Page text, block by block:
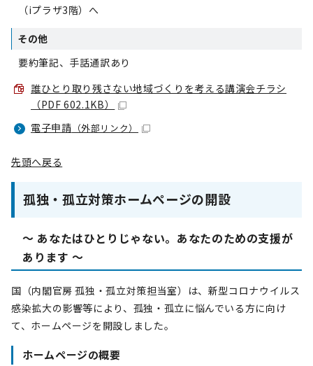
（iプラザ3階）へ
その他
要約筆記、手話通訳あり
誰ひとり取り残さない地域づくりを考える講演会チラシ
（PDF 602.1KB）
電子申請 （外部リンク）
先頭へ戻る
孤独・孤立対策ホームページの開設
～ あなたはひとりじゃない。あなたのための支援が
あります ～
国（内閣官房 孤独・孤立対策担当室）は、新型コロナウイルス
感染拡大の影響等により、孤独・孤立に悩んでいる方に向け
て、ホームページを開設しました。
ホームページの概要